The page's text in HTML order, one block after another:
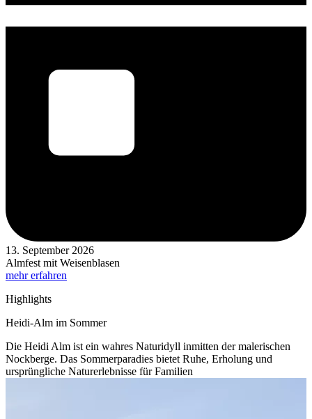
13. September 2026
Almfest mit Weisenblasen
mehr erfahren
Highlights
Heidi-Alm im Sommer
Die Heidi Alm ist ein wahres Naturidyll inmitten der malerischen
Nockberge. Das Sommerparadies bietet Ruhe, Erholung und
ursprüngliche Naturerlebnisse für Familien